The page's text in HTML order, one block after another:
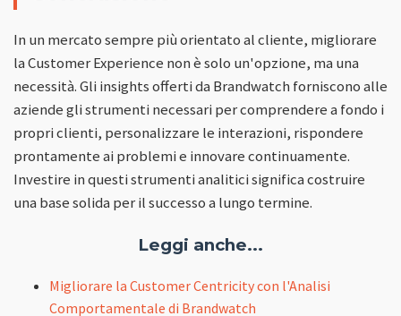
In un mercato sempre più orientato al cliente, migliorare
la Customer Experience non è solo un'opzione, ma una
necessità. Gli insights offerti da Brandwatch forniscono alle
aziende gli strumenti necessari per comprendere a fondo i
propri clienti, personalizzare le interazioni, rispondere
prontamente ai problemi e innovare continuamente.
Investire in questi strumenti analitici significa costruire
una base solida per il successo a lungo termine.
Leggi anche...
Migliorare la Customer Centricity con l'Analisi
Comportamentale di Brandwatch